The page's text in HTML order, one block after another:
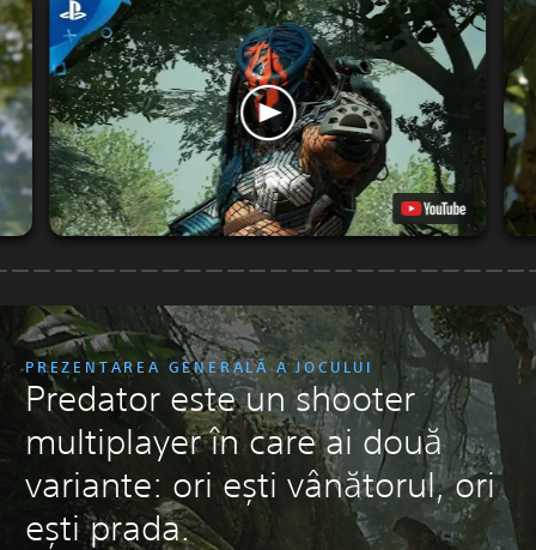
PREZENTAREA GENERALĂ A JOCULUI
Predator este un shooter
multiplayer în care ai două
variante: ori ești vânătorul, ori
ești prada.